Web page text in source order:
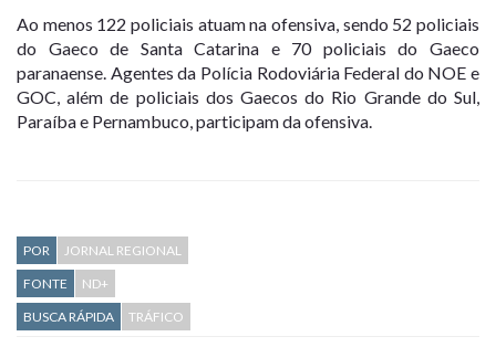
Ao menos 122 policiais atuam na ofensiva, sendo 52 policiais
do Gaeco de Santa Catarina e 70 policiais do Gaeco
paranaense. Agentes da Polícia Rodoviária Federal do NOE e
GOC, além de policiais dos Gaecos do Rio Grande do Sul,
Paraíba e Pernambuco, participam da ofensiva.
POR
JORNAL REGIONAL
FONTE
ND+
BUSCA RÁPIDA
TRÁFICO